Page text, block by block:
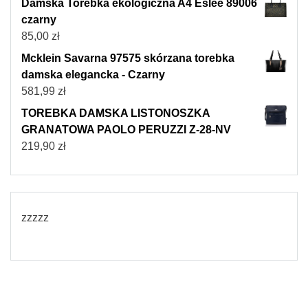
Damska Torebka ekologiczna A4 Eslee 89006
czarny
85,00 zł
Mcklein Savarna 97575 skórzana torebka
damska elegancka - Czarny
581,99 zł
TOREBKA DAMSKA LISTONOSZKA
GRANATOWA PAOLO PERUZZI Z-28-NV
219,90 zł
zzzzz